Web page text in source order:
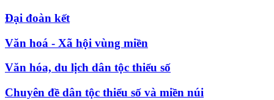
Đại đoàn kết
Văn hoá - Xã hội vùng miền
Văn hóa, du lịch dân tộc thiểu số
Chuyên đề dân tộc thiểu số và miền núi